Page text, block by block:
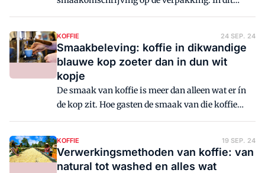
artikel gaat koffie- en smaakexpert Joost Leopold
tips om ook een passende smaakomschrijving
aan je gasten te presenteren.
KOFFIE 24 SEP. 24
Smaakbeleving: koffie in dikwandige
blauwe kop zoeter dan in dun wit
kopje
De smaak van koffie is meer dan alleen wat er ín
de kop zit. Hoe gasten de smaak van die koffie
ervaren, wordt door nog veel meer factoren
tot de muziek en het materiaal van de stoelen in je
zaak.
KOFFIE 19 SEP. 24
Verwerkingsmethoden van koffie: van
natural tot washed en alles wat